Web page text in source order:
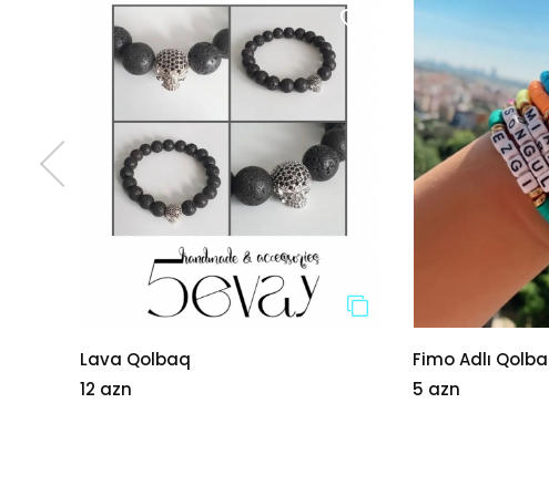
Fimo Adlı Qolbaq
5 azn
Oyuncaq
55 azn